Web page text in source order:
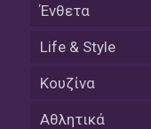
Ένθετα
Life & Style
Κουζίνα
Αθλητικά